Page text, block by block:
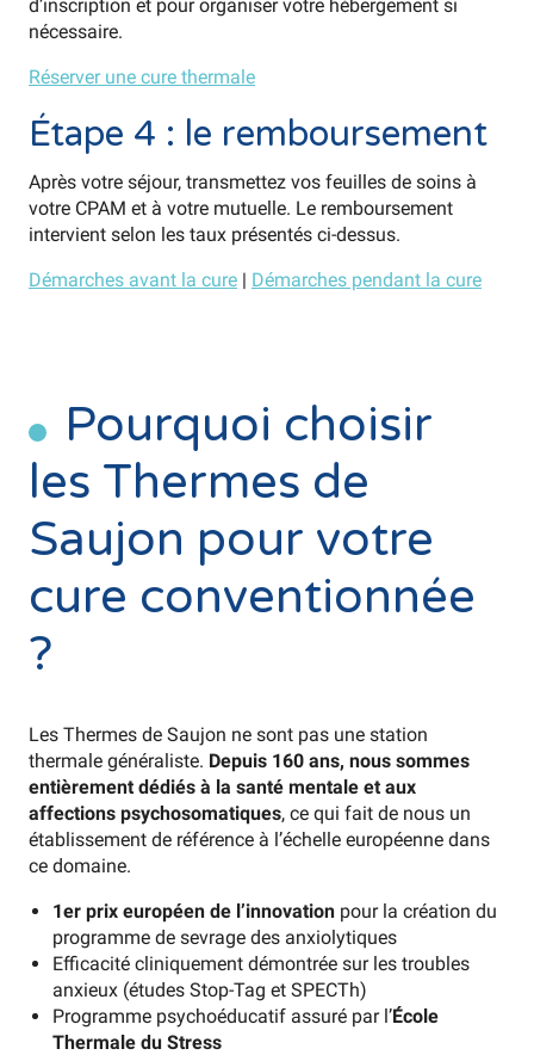
d’inscription et pour organiser votre hébergement si
nécessaire.
Réserver une cure thermale
Étape 4 : le remboursement
Après votre séjour, transmettez vos feuilles de soins à
votre CPAM et à votre mutuelle. Le remboursement
intervient selon les taux présentés ci-dessus.
Démarches avant la cure | Démarches pendant la cure
Pourquoi choisir
les Thermes de
Saujon pour votre
cure conventionnée
?
Les Thermes de Saujon ne sont pas une station
thermale généraliste. Depuis 160 ans, nous sommes
entièrement dédiés à la santé mentale et aux
affections psychosomatiques, ce qui fait de nous un
établissement de référence à l’échelle européenne dans
ce domaine.
1er prix européen de l’innovation pour la création du
programme de sevrage des anxiolytiques
Efficacité cliniquement démontrée sur les troubles
anxieux (études Stop-Tag et SPECTh)
Programme psychoéducatif assuré par l’École
Thermale du Stress